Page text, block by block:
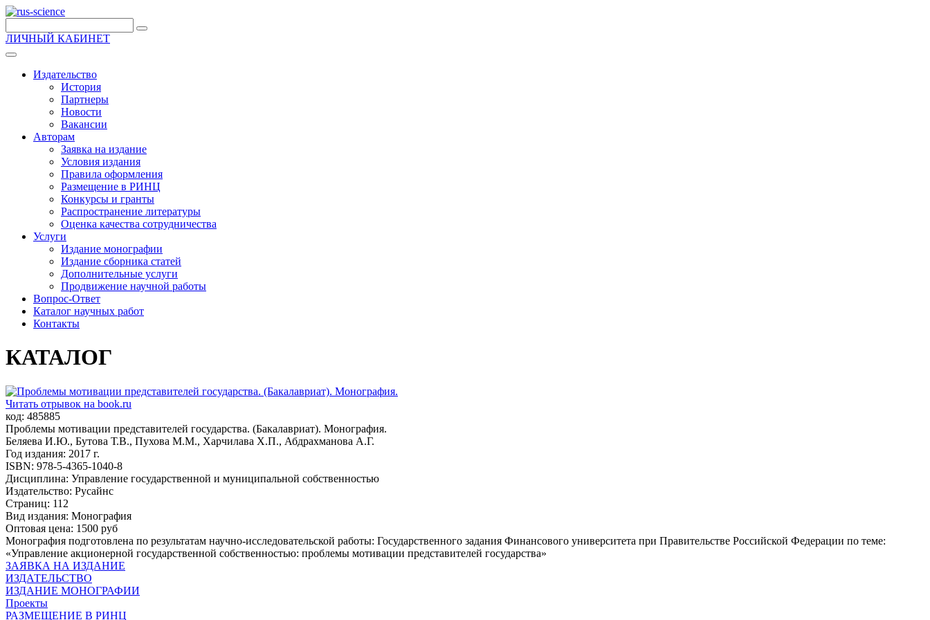
ЛИЧНЫЙ КАБИНЕТ
Издательство
История
Партнеры
Новости
Вакансии
Авторам
Заявка на издание
Условия издания
Правила оформления
Размещение в РИНЦ
Конкурсы и гранты
Распространение литературы
Оценка качества сотрудничества
Услуги
Издание монографии
Издание сборника статей
Дополнительные услуги
Продвижение научной работы
Вопрос-Ответ
Каталог научных работ
Контакты
КАТАЛОГ
Читать отрывок на book.ru
код: 485885
Проблемы мотивации представителей государства. (Бакалавриат). Монография.
Беляева И.Ю., Бутова Т.В., Пухова М.М., Харчилава Х.П., Абдрахманова А.Г.
Год издания: 2017 г.
ISBN: 978-5-4365-1040-8
Дисциплина: Управление государственной и муниципальной собственностью
Издательство: Русайнс
Страниц: 112
Вид издания: Монография
Оптовая цена: 1500 руб
Монография подготовлена по результатам научно-исследовательской работы: Государственного задания Финансового университета при Правительстве Российской Федерации по теме:
«Управление акционерной государственной собственностью: проблемы мотивации представителей государства»
ЗАЯВКА НА ИЗДАНИЕ
ИЗДАТЕЛЬСТВО
ИЗДАНИЕ МОНОГРАФИИ
Проекты
РАЗМЕЩЕНИЕ В РИНЦ